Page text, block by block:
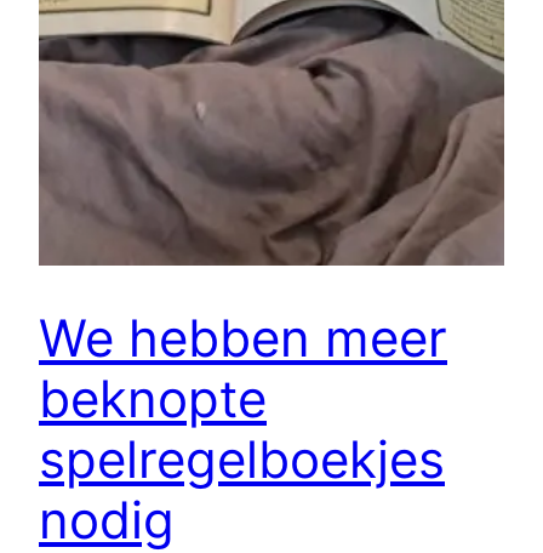
We hebben meer
beknopte
spelregelboekjes
nodig